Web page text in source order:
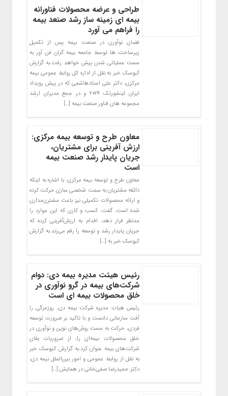
طراحی و عرضه محصولات فناورانه
بیمه ای زمینه ساز رشد صنعد بیمه
را فراهم می آورد
فضای نوآوری در صنعت بیمه پس از تکمیل
زیرساخت ها توسط جامعه بیمه گران فن آور به
سمت عملیاتی شدن پیش خواهد رفت.به گزارش
کیوسک خبر به نقل از اداره کل روابط عمومی بیمه
مرکزی، دکتر علی استادهاشمی که در پیش رویداد
ایران اینشورتک ۲۰۲۴ و در جمع مدیران ارشد
مجموعه های فناور صنعت بیمه […]
معاون طرح و توسعه بیمه مرکزی:
ارزش آفرینی برای مشتریان،
جریان پایدار رشد صنعت بیمه
است
معاون طرح و توسعه بیمه مرکزی، با اشاره به اینکه
ذائقه‌ مشتریان به سمت شخصی سازی حرکت کرده
و ارائه‌ محصولات تکمیلی نیز باعث مشتری‌مداری
شده است، گفت: کسب و کاری که این موارد را
مدنظر قرار دهد، اقدام به ارزش‌آفرینی کرده که
جریان پایدار رشد و توسعه را رقم می‌زند.به گزارش
کیوسک خبر به […]
رئیس هیئت مدیره بیمه دی: دوام
شرکت‌های بیمه در گرو نوآوری در
خلق محصولات بیمه ای است
رئیس هیات مدیره شرکت بیمه دی، روزمرگی را
آفت سازمانی دانست و با تاکید بر ضرورت توسعه
فردی، حرکت به سمت روش‌های نوین و نوآوری در
خلق محصولات بیمه‌ای را، از ضروریات بقای
شرکت‌های بیمه عنوان کرد.به گزارش کیوسک خبر
به نقل از روابط عمومی و امور بین‌الملل بیمه دی،
دکتر حمیدرضا صفی‌خانی در همایش […]